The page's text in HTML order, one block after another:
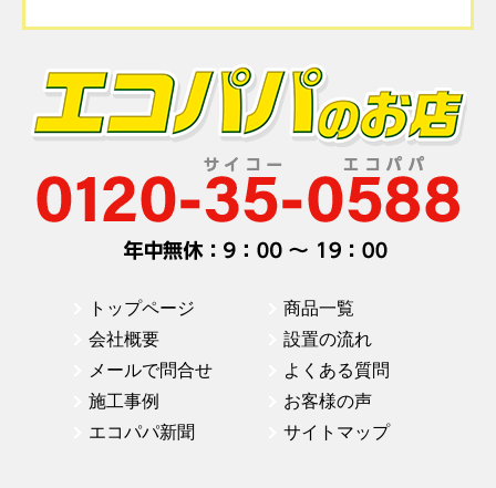
トップページ
商品一覧
会社概要
設置の流れ
メールで問合せ
よくある質問
施工事例
お客様の声
エコパパ新聞
サイトマップ